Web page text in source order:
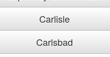
Carlisle
Carlsbad